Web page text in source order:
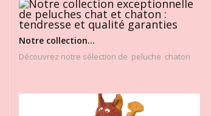
Notre collection...
Découvrez notre sélection de peluche chaton